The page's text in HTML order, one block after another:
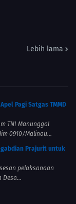
Lebih lama
Pagi Satgas TMMD
TNI Manunggal
0910/Malinau...
Prajurit untuk
pelaksanaan
Desa...